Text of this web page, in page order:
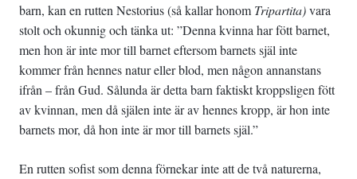
barn, kan en rutten Nestorius (så kallar honom Tripartita)vara
stolt och okunnig och tänka ut: ”Denna kvinna har fött barnet,
men hon är inte mor till barnet eftersom barnets själ inte
kommer från hennes natur eller blod, men någon annanstans
ifrån – från Gud. Sålunda är detta barn faktiskt kroppsligen fött
av kvinnan, men då själen inte är av hennes kropp, är hon inte
barnets mor, då hon inte är mor till barnets själ.”
En rutten sofist som denna förnekar inte att de två naturerna,